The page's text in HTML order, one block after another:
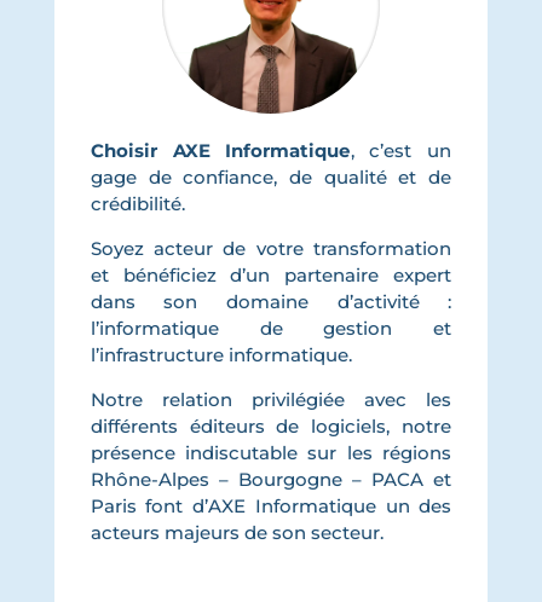
Choisir AXE Informatique, c’est un
gage de confiance, de qualité et de
crédibilité.
Soyez acteur de votre transformation
et bénéficiez d’un partenaire expert
dans son domaine d’activité :
l’informatique de gestion et
l’infrastructure informatique.
Notre relation privilégiée avec les
différents éditeurs de logiciels, notre
présence indiscutable sur les régions
Rhône-Alpes – Bourgogne – PACA et
Paris font d’AXE Informatique un des
acteurs majeurs de son secteur.